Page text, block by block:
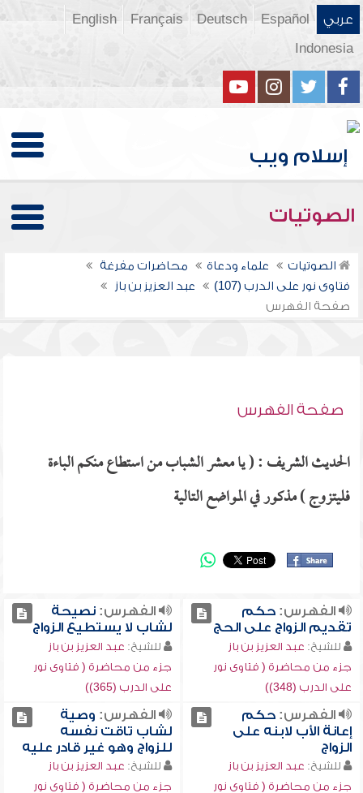
عربي Español
Deutsch
Français
English
Indonesia
الصوتيات
الصوتيات علماء ودعاة
محاضرات مفرغة
فتاوى نور على الدرب (107)
عبد العزيز بن باز
صفحة الفهرس
صفحة الفهرس
الحديث الشريف : ( يا معشر الشباب من استطاع منكم الباءة
فليتزوج ) مذكور في المواضع التالية
الفهرس:حكم
تقديم الزواج على الحج
للشيخ: عبد العزيز بن باز
جزء من محاضرة ( فتاوى نور
على الدرب (348))
الفهرس:نصيحة
لشاب لا يستطيع الزواج
للشيخ: عبد العزيز بن باز
جزء من محاضرة ( فتاوى نور
على الدرب (365))
الفهرس:حكم
إعانة الأب لابنه على
الزواج
للشيخ: عبد العزيز بن باز
جزء من محاضرة ( فتاوى نور
الفهرس: وصية
لشاب تاقت نفسه
للزواج وهو غير قادر عليه
للشيخ: عبد العزيز بن باز
جزء من محاضرة ( فتاوى نور